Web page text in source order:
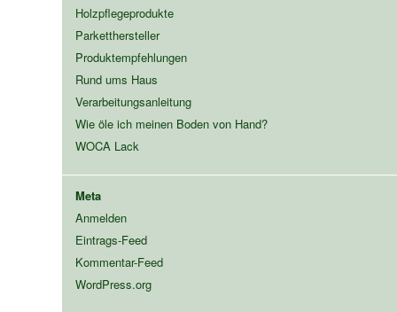
Holzpflegeprodukte
Parketthersteller
Produktempfehlungen
Rund ums Haus
Verarbeitungsanleitung
Wie öle ich meinen Boden von Hand?
WOCA Lack
Meta
Anmelden
Eintrags-Feed
Kommentar-Feed
WordPress.org